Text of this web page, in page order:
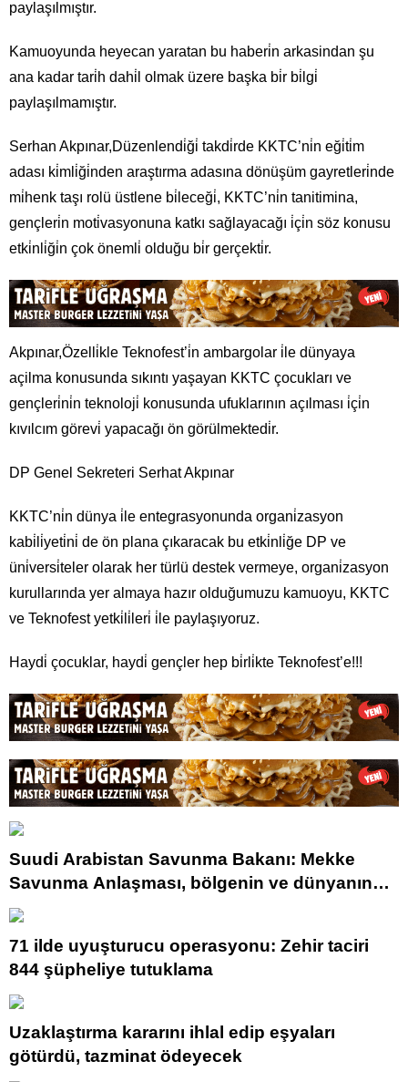
paylaşılmıştır.
Kamuoyunda heyecan yaratan bu haberi̇n arkasindan şu
ana kadar tari̇h dahi̇l olmak üzere başka bi̇r bi̇lgi̇
paylaşılmamıştır.
Serhan Akpınar,Düzenlendi̇ği̇ takdi̇rde KKTC’ni̇n eği̇ti̇m
adası ki̇mli̇ği̇nden araştırma adasına dönüşüm gayretleri̇nde
mi̇henk taşı rolü üstlene bi̇leceği̇, KKTC’ni̇n tanitimina,
gençleri̇n moti̇vasyonuna katkı sağlayacağı i̇çi̇n söz konusu
etki̇nli̇ği̇n çok önemli̇ olduğu bi̇r gerçekti̇r.
Akpınar,Özelli̇kle Teknofest’i̇n ambargolar i̇le dünyaya
açilma konusunda sıkıntı yaşayan KKTC çocukları ve
gençleri̇ni̇n teknoloji̇ konusunda ufuklarının açılması i̇çi̇n
kıvılcım görevi̇ yapacağı ön görülmektedi̇r.
DP Genel Sekreteri Serhat Akpınar
KKTC’ni̇n dünya i̇le entegrasyonunda organi̇zasyon
kabi̇li̇yeti̇ni̇ de ön plana çıkaracak bu etki̇nli̇ğe DP ve
üni̇versi̇teler olarak her türlü destek vermeye, organi̇zasyon
kurullarında yer almaya hazır olduğumuzu kamuoyu, KKTC
ve Teknofest yetki̇li̇leri̇ i̇le paylaşıyoruz.
Haydi̇ çocuklar, haydi̇ gençler hep bi̇rli̇kte Teknofest’e!!!
Suudi Arabistan Savunma Bakanı: Mekke
Savunma Anlaşması, bölgenin ve dünyanın
güvenliğine katkı sağlıyor
71 ilde uyuşturucu operasyonu: Zehir taciri
844 şüpheliye tutuklama
Uzaklaştırma kararını ihlal edip eşyaları
götürdü, tazminat ödeyecek